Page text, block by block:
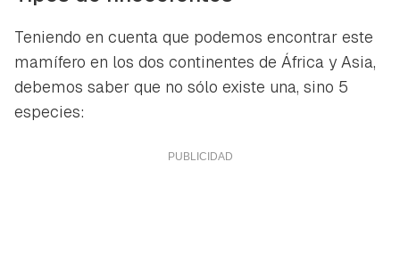
Teniendo en cuenta que podemos encontrar este
mamífero en los dos continentes de África y Asia,
debemos saber que no sólo existe una, sino 5
especies: